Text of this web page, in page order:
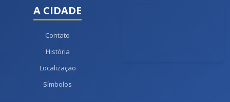
A CIDADE
Contato
História
Localização
Símbolos